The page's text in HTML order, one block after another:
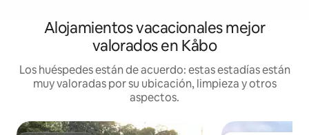
Alojamientos vacacionales mejor
valorados en Kåbo
Los huéspedes están de acuerdo: estas estadías están
muy valoradas por su ubicación, limpieza y otros
aspectos.